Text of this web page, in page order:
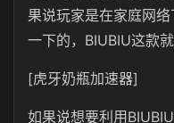
果说玩家是在家庭网
一下的，BIUBIU这款就
[虎牙奶瓶加速器]
如果说想要利用